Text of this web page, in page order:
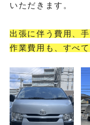
いただきます。
出張に伴う費用、
作業費用も、すべ